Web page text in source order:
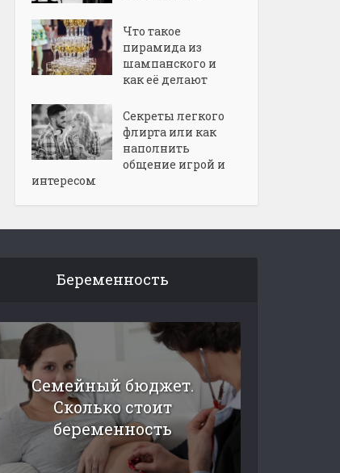
Что такое
пирамида из
шампанского и
как её делают
Секреты легкого
флирта или как
наполнить
общение игрой и
интересом
Беременность
Семейный бюджет.
Сколько стоит
беременность